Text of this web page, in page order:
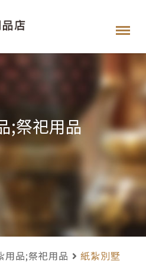
;祭祀用品
用品;祭祀用品 紙紮別墅